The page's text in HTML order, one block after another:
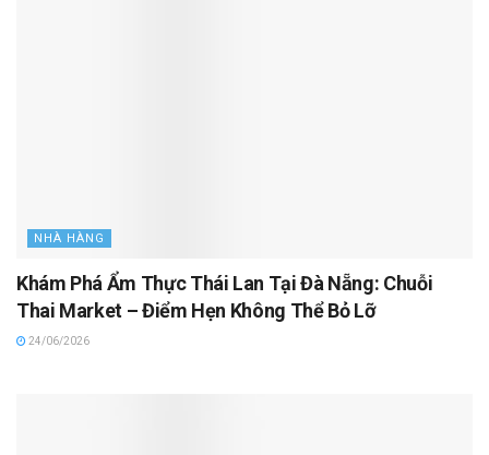
NHÀ HÀNG
Khám Phá Ẩm Thực Thái Lan Tại Đà Nẵng: Chuỗi
Thai Market – Điểm Hẹn Không Thể Bỏ Lỡ
24/06/2026